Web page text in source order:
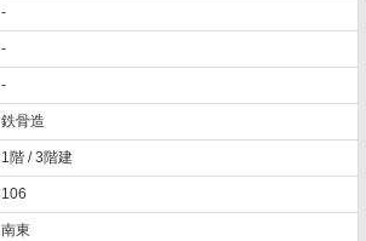
-
-
-
鉄骨造
1階 / 3階建
106
南東